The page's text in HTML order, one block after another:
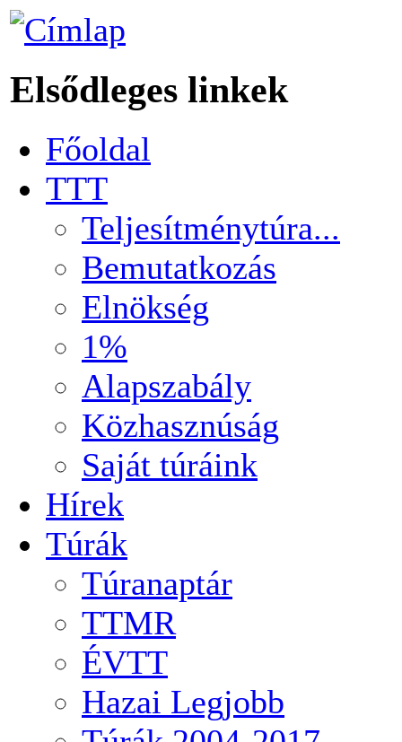
Elsődleges linkek
Főoldal
TTT
Teljesítménytúra...
Bemutatkozás
Elnökség
1%
Alapszabály
Közhasznúság
Saját túráink
Hírek
Túrák
Túranaptár
TTMR
ÉVTT
Hazai Legjobb